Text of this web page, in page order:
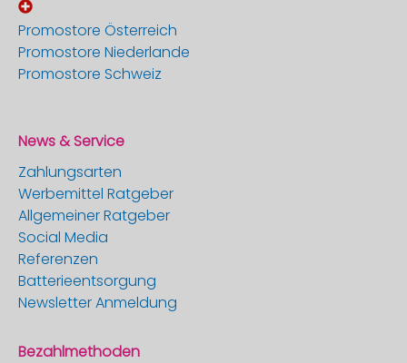
Promostore Österreich
Promostore Niederlande
Promostore Schweiz
News & Service
Zahlungsarten
Werbemittel Ratgeber
Allgemeiner Ratgeber
Social Media
Referenzen
Batterieentsorgung
Newsletter Anmeldung
Bezahlmethoden